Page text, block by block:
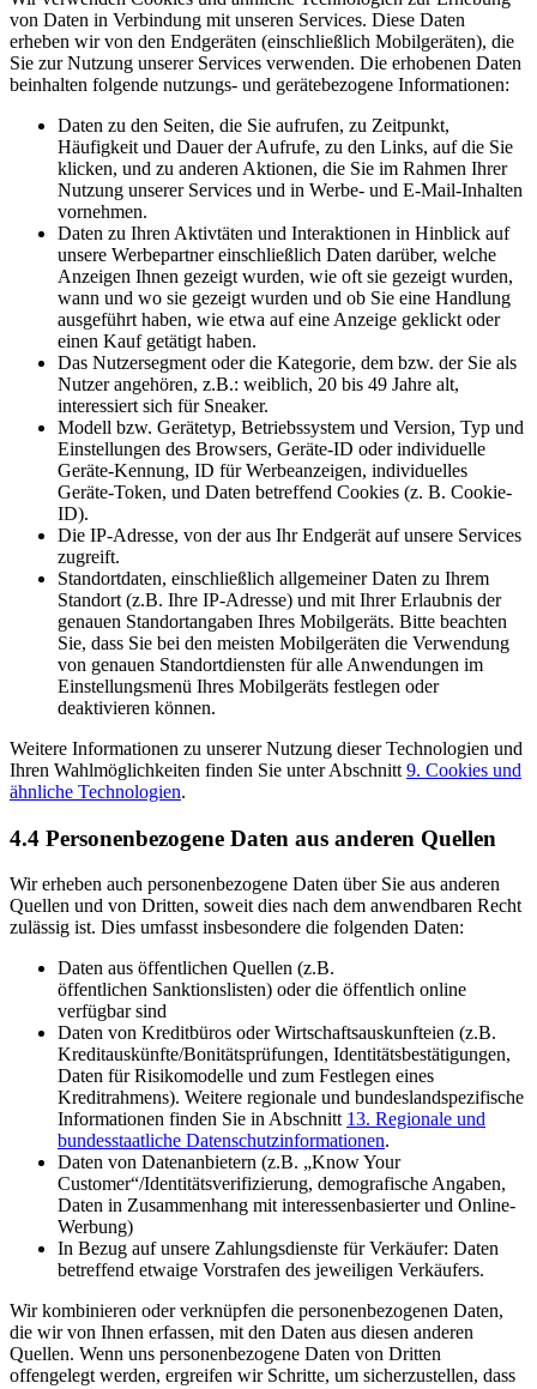
von Daten in Verbindung mit unseren Services. Diese Daten
erheben wir von den Endgeräten (einschließlich Mobilgeräten), die
Sie zur Nutzung unserer Services verwenden. Die erhobenen Daten
beinhalten folgende nutzungs- und gerätebezogene Informationen:
Daten zu den Seiten, die Sie aufrufen, zu Zeitpunkt,
Häufigkeit und Dauer der Aufrufe, zu den Links, auf die Sie
klicken, und zu anderen Aktionen, die Sie im Rahmen Ihrer
Nutzung unserer Services und in Werbe- und E-Mail-Inhalten
vornehmen.
Daten zu Ihren Aktivtäten und Interaktionen in Hinblick auf
unsere Werbepartner einschließlich Daten darüber, welche
Anzeigen Ihnen gezeigt wurden, wie oft sie gezeigt wurden,
wann und wo sie gezeigt wurden und ob Sie eine Handlung
ausgeführt haben, wie etwa auf eine Anzeige geklickt oder
einen Kauf getätigt haben.
Das Nutzersegment oder die Kategorie, dem bzw. der Sie als
Nutzer angehören, z.B.: weiblich, 20 bis 49 Jahre alt,
interessiert sich für Sneaker.
Modell bzw. Gerätetyp, Betriebssystem und Version, Typ und
Einstellungen des Browsers, Geräte-ID oder individuelle
Geräte-Kennung, ID für Werbeanzeigen, individuelles
Geräte-Token, und Daten betreffend Cookies (z. B. Cookie-
ID).
Die IP-Adresse, von der aus Ihr Endgerät auf unsere Services
zugreift.
Standortdaten, einschließlich allgemeiner Daten zu Ihrem
Standort (z.B. Ihre IP-Adresse) und mit Ihrer Erlaubnis der
genauen Standortangaben Ihres Mobilgeräts. Bitte beachten
Sie, dass Sie bei den meisten Mobilgeräten die Verwendung
von genauen Standortdiensten für alle Anwendungen im
Einstellungsmenü Ihres Mobilgeräts festlegen oder
deaktivieren können.
Weitere Informationen zu unserer Nutzung dieser Technologien und
Ihren Wahlmöglichkeiten finden Sie unter Abschnitt 9. Cookies und
ähnliche Technologien.
4.4 Personenbezogene Daten aus anderen Quellen
Wir erheben auch personenbezogene Daten über Sie aus anderen
Quellen und von Dritten, soweit dies nach dem anwendbaren Recht
zulässig ist. Dies umfasst insbesondere die folgenden Daten:
Daten aus öffentlichen Quellen (z.B.
öffentlichen Sanktionslisten) oder die öffentlich online
verfügbar sind
Daten von Kreditbüros oder Wirtschaftsauskunfteien (z.B.
Kreditauskünfte/Bonitätsprüfungen, Identitätsbestätigungen,
Daten für Risikomodelle und zum Festlegen eines
Kreditrahmens). Weitere regionale und bundeslandspezifische
Informationen finden Sie in Abschnitt 13. Regionale und
bundesstaatliche Datenschutzinformationen.
Daten von Datenanbietern (z.B. „Know Your
Customer“/Identitätsverifizierung, demografische Angaben,
Daten in Zusammenhang mit interessenbasierter und Online-
Werbung)
In Bezug auf unsere Zahlungsdienste für Verkäufer: Daten
betreffend etwaige Vorstrafen des jeweiligen Verkäufers.
Wir kombinieren oder verknüpfen die personenbezogenen Daten,
die wir von Ihnen erfassen, mit den Daten aus diesen anderen
Quellen. Wenn uns personenbezogene Daten von Dritten
offengelegt werden, ergreifen wir Schritte, um sicherzustellen, dass